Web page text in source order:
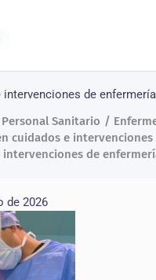
de
Personal Sanitario
cuidados e
de
de 2026